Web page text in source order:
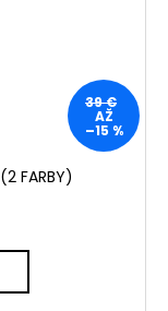
39 €
AŽ
–15 %
FARBY)